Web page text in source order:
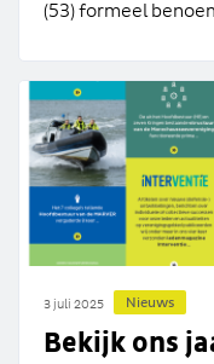
(53) formeel
3 juli 2025 Nieuws
Bekijk ons